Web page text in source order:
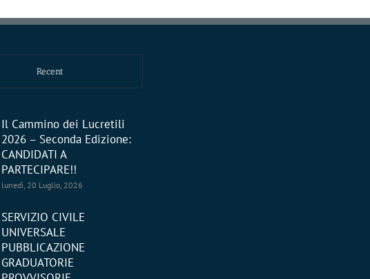
Recent
Il Cammino dei Lucretili
2026 – Seconda Edizione:
CANDIDATI A
PARTECIPARE!!
lunedì, 20 Luglio, 2026
SERVIZIO CIVILE
UNIVERSALE
PUBBLICAZIONE
GRADUATORIE